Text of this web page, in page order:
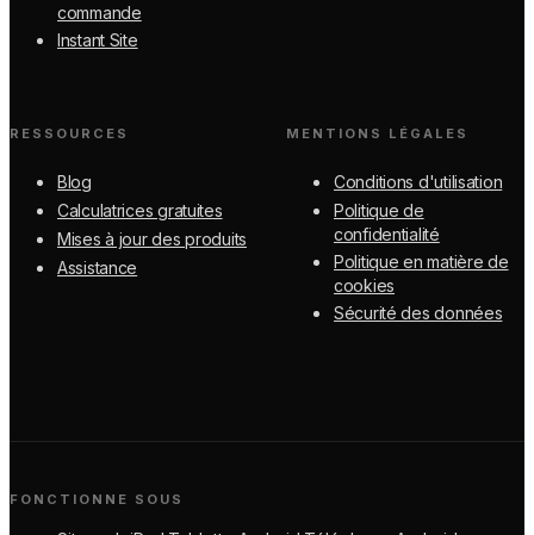
commande
Instant Site
RESSOURCES
Blog
Calculatrices gratuites
Mises à jour des produits
Assistance
MENTIONS LÉGALES
Conditions d'utilisation
Politique de
confidentialité
Politique en matière de
cookies
Sécurité des données
FONCTIONNE SOUS